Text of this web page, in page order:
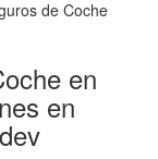
de Coche
en
en